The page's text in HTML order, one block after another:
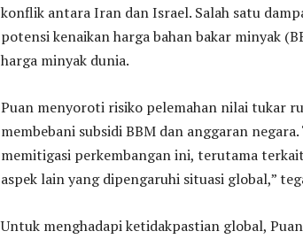
konflik antara Iran dan Israel. Salah satu
potensi kenaikan harga bahan bakar minyak
harga minyak dunia.
Puan menyoroti risiko pelemahan nilai tukar
membebani subsidi BBM dan anggaran
memitigasi perkembangan ini, terutama
aspek lain yang dipengaruhi situasi global,”
Untuk menghadapi ketidakpastian global,